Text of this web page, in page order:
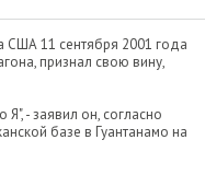
США 11 сентября 2001 года
признал свою вину,
- заявил он, согласно
базе в Гуантанамо на